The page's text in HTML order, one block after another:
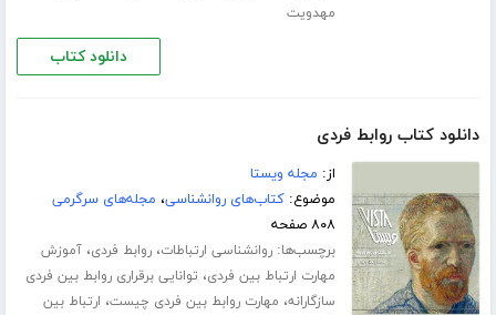
مهدویت
دانلود کتاب
دانلود کتاب روابط فردی
از: مجله ویستا
موضوع:کتاب‌های روانشناسی، مجله‌های سرگرمی
۸۰۸ صفحه
برچسب‌ها:روانشناسی ارتباطات،روابط فردی،آموزش
مهارت ارتباط بین فردی، توانایی برقراری روابط بین فردی
سازگارانه، مهارت روابط بین فردی چیست، ارتباط بین